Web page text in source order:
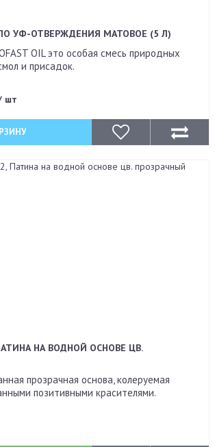
УФ-ОТВЕРЖДЕНИЯ МАТОВОЕ (5 Л)
OIL это особая смесь природных
и присадок.
шт
ПАТИНА НА ВОДНОЙ ОСНОВЕ ЦВ.
прозрачная основа, колеруемая
позитивными красителями.